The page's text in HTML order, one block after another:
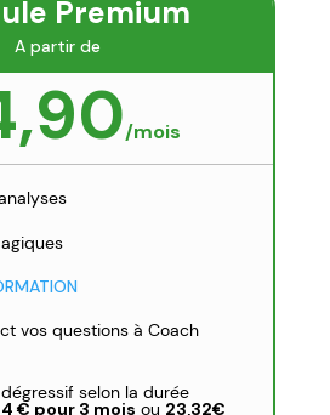
Premium
A partir de
/mois
vos questions à Coach
selon la durée
€ pour 3 mois ou 23,32€